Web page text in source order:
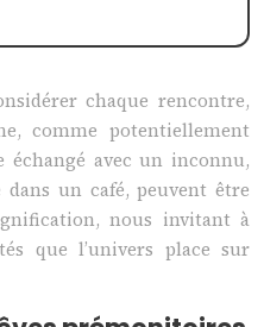
chaque rencontre,
comme potentiellement
échangé avec un inconnu,
un café, peuvent être
nous invitant à
que l’univers place sur